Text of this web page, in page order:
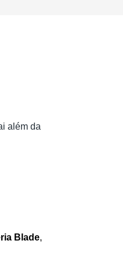
além da
Blade,